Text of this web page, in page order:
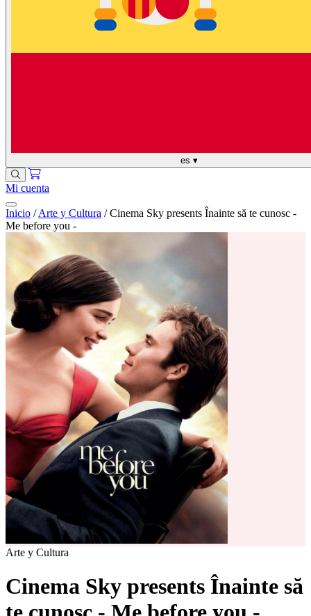
es ▾
Mi cuenta
Inicio / Arte y Cultura / Cinema Sky presents Înainte să te cunosc -
Me before you -
Arte y Cultura
Cinema Sky presents Înainte să